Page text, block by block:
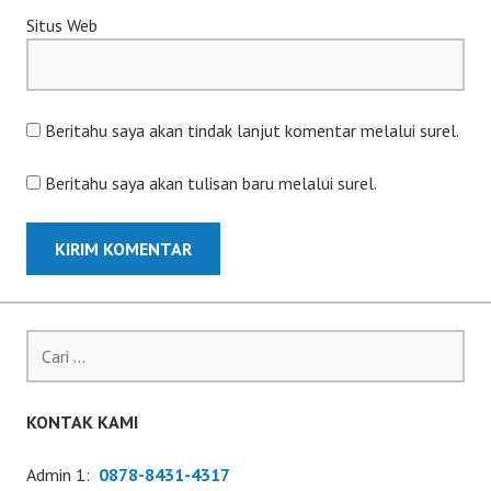
Situs Web
Beritahu saya akan tindak lanjut komentar melalui surel.
Beritahu saya akan tulisan baru melalui surel.
untuk:
KONTAK KAMI
Admin 1: 0878-8431-4317